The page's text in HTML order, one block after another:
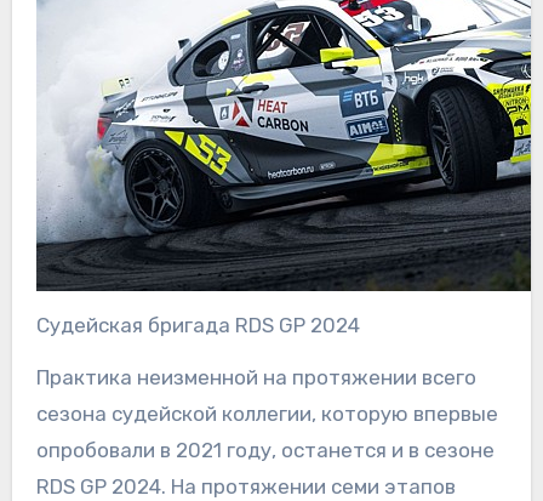
Судейская бригада RDS GP 2024
Практика неизменной на протяжении всего
сезона судейской коллегии, которую впервые
опробовали в 2021 году, останется и в сезоне
RDS GP 2024. На протяжении семи этапов